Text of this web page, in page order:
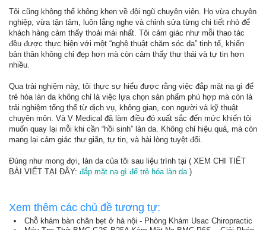
Tôi cũng không thể không khen về đội ngũ chuyên viên. Họ vừa chuyên
nghiệp, vừa tận tâm, luôn lắng nghe và chỉnh sửa từng chi tiết nhỏ để
khách hàng cảm thấy thoải mái nhất. Tôi cảm giác như mỗi thao tác
đều được thực hiện với một “nghệ thuật chăm sóc da” tinh tế, khiến
bản thân không chỉ đẹp hơn mà còn cảm thấy thư thái và tự tin hơn
nhiều.
Qua trải nghiệm này, tôi thực sự hiểu được rằng việc đắp mặt nạ gì để
trẻ hóa làn da không chỉ là việc lựa chọn sản phẩm phù hợp mà còn là
trải nghiệm tổng thể từ dịch vụ, không gian, con người và kỹ thuật
chuyên môn. Và V Medical đã làm điều đó xuất sắc đến mức khiến tôi
muốn quay lại mỗi khi cần “hồi sinh” làn da. Không chỉ hiệu quả, mà còn
mang lại cảm giác thư giãn, tự tin, và hài lòng tuyệt đối.
Đúng như mong đợi, làn da của tôi sau liệu trình tại ( XEM CHI TIẾT
BÀI VIẾT TẠI ĐÂY: đắp mặt nạ gì để trẻ hóa làn da)
Xem thêm các chủ đề tương tự:
Chỗ khám bàn chân bẹt ở hà nội - Phòng Khám Usac Chiropractic